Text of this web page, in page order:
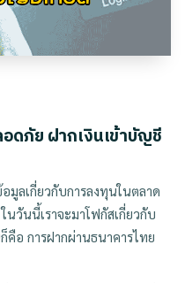
ดภัย ฝากเงินเข้าบัญชี
มูลเกี่ยวกับการลงทุนในตลาด
วันนี้เราจะมาโฟกัสเกี่ยวกับ
อ การฝากผ่านธนาคารไทย